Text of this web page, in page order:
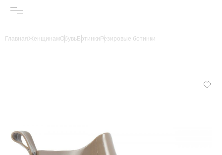
ГлавнаяЖенщинамОбувьБотинки Резировые ботинки